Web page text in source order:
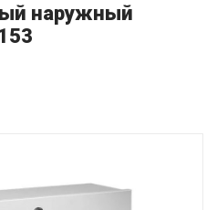
наружный